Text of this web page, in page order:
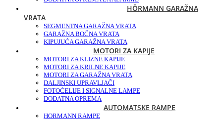
HÖRMANN GARAŽNA
VRATA
SEGMENTNA GARAŽNA VRATA
GARAŽNA BOČNA VRATA
KIPUJUĆA GARAŽNA VRATA
MOTORI ZA KAPIJE
MOTORI ZA KLIZNE KAPIJE
MOTORI ZA KRILNE KAPIJE
MOTORI ZA GARAŽNA VRATA
DALJINSKI UPRAVLJAČI
FOTOĆELIJE I SIGNALNE LAMPE
DODATNA OPREMA
AUTOMATSKE RAMPE
HORMANN RAMPE